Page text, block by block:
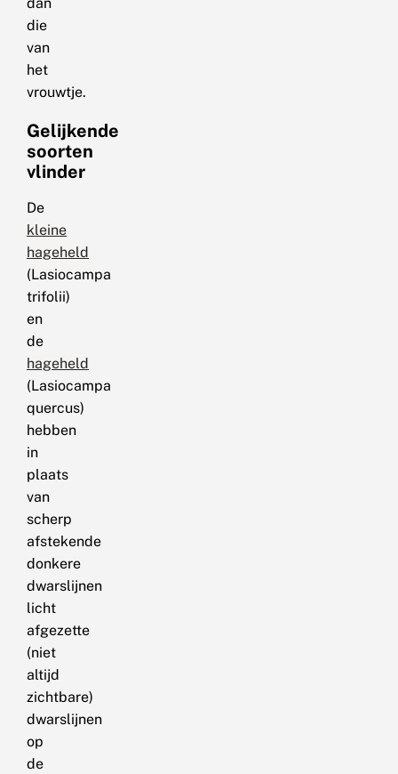
die
van
het
vrouwtje.
Gelijkende
soorten
vlinder
De
kleine
hageheld
(Lasiocampa
trifolii)
en
de
hageheld
(Lasiocampa
quercus)
hebben
in
plaats
van
scherp
afstekende
donkere
dwarslijnen
licht
afgezette
(niet
altijd
zichtbare)
dwarslijnen
op
de